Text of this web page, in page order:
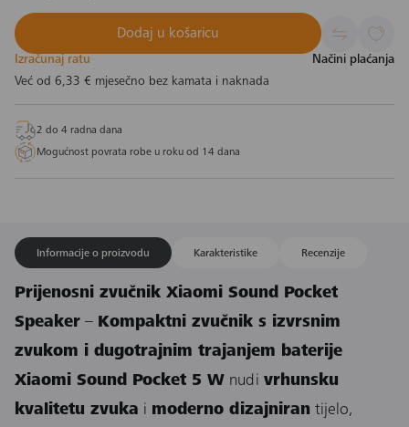
Dodaj u košaricu
Izračunaj ratu
Načini plaćanja
Već od 6,33 € mjesečno bez kamata i naknada
2 do 4 radna dana
Mogućnost povrata robe u roku od 14 dana
Informacije o proizvodu Karakteristike Recenzije
Prijenosni zvučnik Xiaomi Sound Pocket
Speaker – Kompaktni zvučnik s izvrsnim
zvukom i dugotrajnim trajanjem baterije
Xiaomi Sound Pocket 5 W nudi vrhunsku
kvalitetu zvuka i moderno dizajniran tijelo,